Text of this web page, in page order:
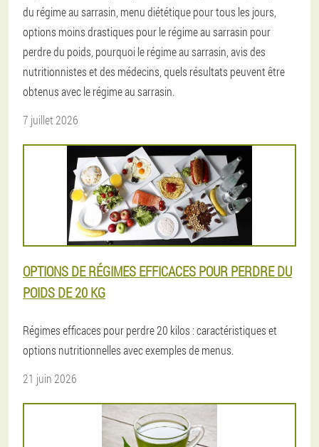
du régime au sarrasin, menu diététique pour tous les jours,
options moins drastiques pour le régime au sarrasin pour
perdre du poids, pourquoi le régime au sarrasin, avis des
nutritionnistes et des médecins, quels résultats peuvent être
obtenus avec le régime au sarrasin.
7 juillet 2026
OPTIONS DE RÉGIMES EFFICACES POUR PERDRE DU
POIDS DE 20 KG
Régimes efficaces pour perdre 20 kilos : caractéristiques et
options nutritionnelles avec exemples de menus.
21 juin 2026